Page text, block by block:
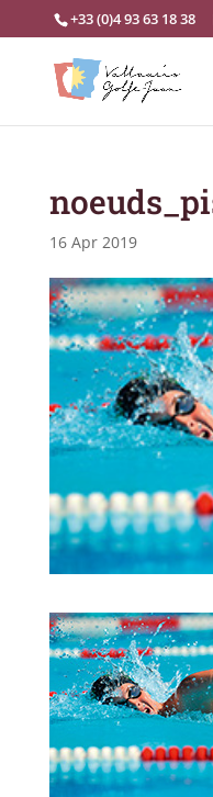
+33 (0)4 93 63 18 38
16 Apr 2019